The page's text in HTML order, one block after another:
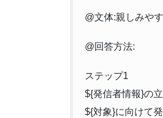
@文体:親しみや
@回答方法:
ステップ1
${発信者情報}の
${対象}に向けて